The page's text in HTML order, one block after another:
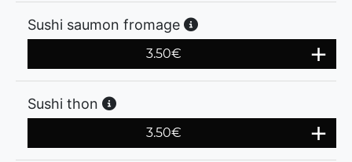
Sushi saumon fromage
3.50€
Sushi thon
3.50€